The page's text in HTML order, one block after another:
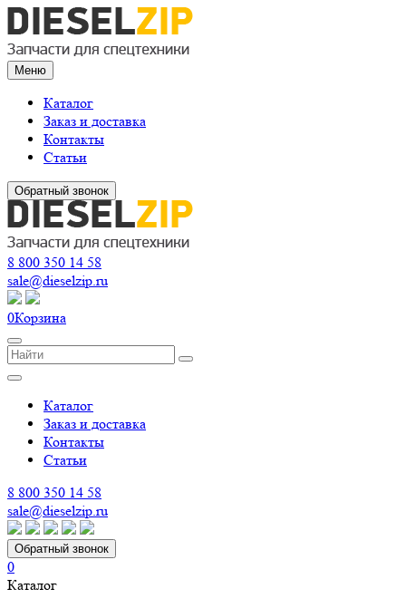
Меню
Каталог
Заказ и доставка
Контакты
Статьи
Обратный звонок
8 800 350 14 58
sale@dieselzip.ru
0Корзина
Каталог
Заказ и доставка
Контакты
Статьи
8 800 350 14 58
sale@dieselzip.ru
Обратный звонок
0
Каталог